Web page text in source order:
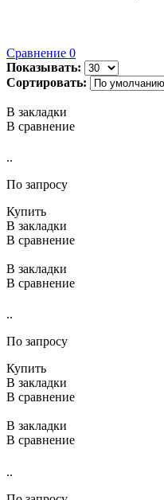
Сравнение 0
Показывать:
Сортировать:
В закладки
В сравнение
..
По запросу
Купить
В закладки
В сравнение
В закладки
В сравнение
..
По запросу
Купить
В закладки
В сравнение
В закладки
В сравнение
..